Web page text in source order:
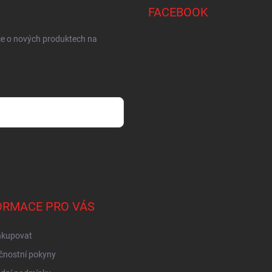
o nových produktech na
FACEBOOK
PRO VÁS
pokyny